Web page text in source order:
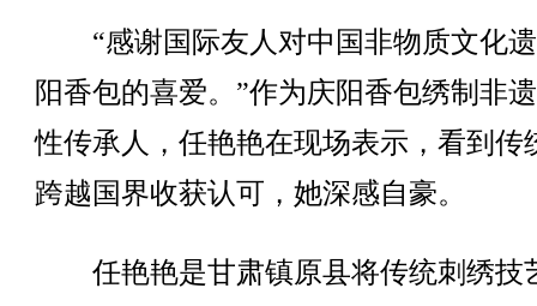
“感谢国际友人对中国非物质文化
阳香包的喜爱。”作为庆阳香包绣制非
性传承人，任艳艳在现场表示，看到传
跨越国界收获认可，她深感自豪。
任艳艳是甘肃镇原县将传统刺绣技